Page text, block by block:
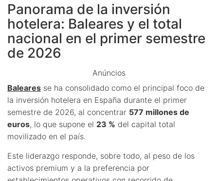
Panorama de la inversión
hotelera: Baleares y el total
nacional en el primer semestre
de 2026
Anúncios
Baleares se ha consolidado como el principal foco de
la inversión hotelera en España durante el primer
semestre de 2026, al concentrar 577 millones de
euros, lo que supone el 23 % del capital total
movilizado en el país.
Este liderazgo responde, sobre todo, al peso de los
activos premium y a la preferencia por